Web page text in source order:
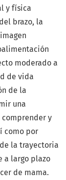
y física
brazo, la
moderado a
de vida
de la
una
y
como por
la trayectoria
a largo plazo
de mama.